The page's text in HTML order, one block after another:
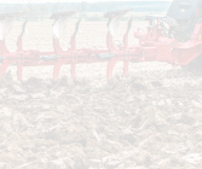
PIÈCES D’USURES TYPE
PIÈCES D’USURES TYPE
PIÈCES D’USURES TYPE
PIÈCES D’USURES TYPE